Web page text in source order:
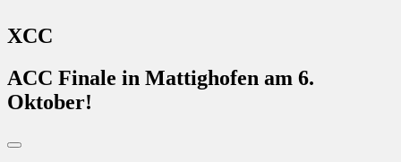
XCC
ACC Finale in Mattighofen am 6.
Oktober!